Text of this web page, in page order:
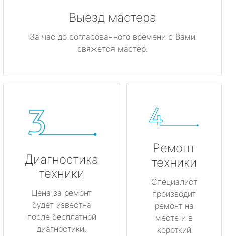
Выезд мастера
За час до согласованного времени с Вами
свяжется мастер.
Диагностика
техники
Цена за ремонт
будет известна
после бесплатной
диагностики.
Ремонт
техники
Специалист
производит
ремонт на
месте и в
короткий